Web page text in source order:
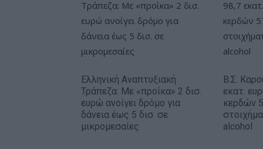
Ελληνική Αναπτυξιακή
Τράπεζα: Με «προίκα» 2 δισ.
ευρώ ανοίγει δρόμο για
δάνεια έως 5 δισ. σε
μικρομεσαίες
Β.Σ.
εκατ.
κερδών
alcohol